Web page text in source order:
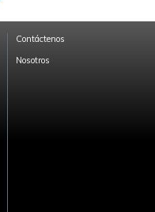
Contáctenos
Nosotros